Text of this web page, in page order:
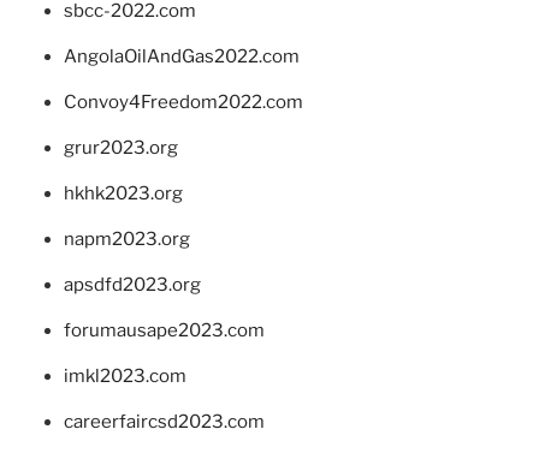
sbcc-2022.com
AngolaOilAndGas2022.com
Convoy4Freedom2022.com
grur2023.org
hkhk2023.org
napm2023.org
apsdfd2023.org
forumausape2023.com
imkl2023.com
careerfaircsd2023.com